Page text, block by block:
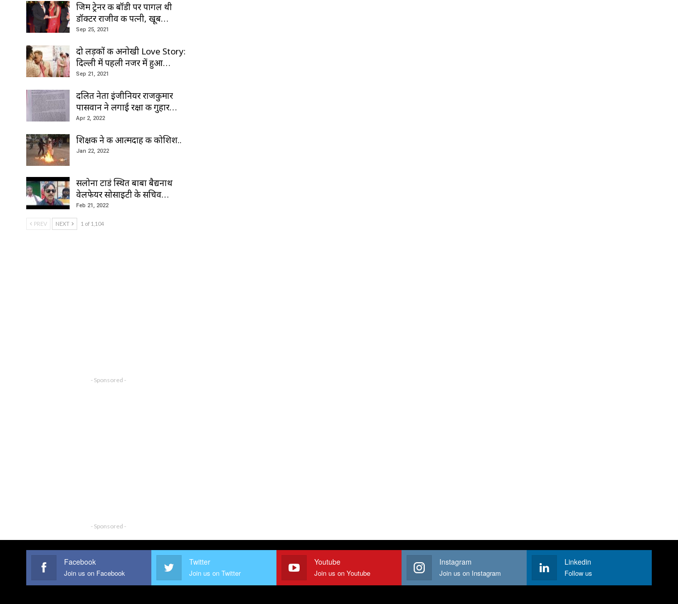
जिम ट्रेनर की बॉडी पर पागल थी
डॉक्टर राजीव की पत्नी, खूब…
Sep 25, 2021
दो लड़कों की अनोखी Love Story:
दिल्ली में पहली नजर में हुआ…
Sep 21, 2021
दलित नेता इंजीनियर राजकुमार
पासवान ने लगाई रक्षा की गुहार…
Apr 2, 2022
शिक्षक ने की आत्मदाह की कोशिश..
Jan 22, 2022
सलोना टाडं स्थित बाबा बैद्यनाथ
वेलफेयर सोसाइटी के सचिव…
Feb 21, 2022
PREV NEXT 1 of 1,104
- Sponsored -
- Sponsored -
Facebook
Join us on Facebook
Twitter
Join us on Twitter
Youtube
Join us on Youtube
Instagram
Join us on Instagram
Linkedin
Follow us